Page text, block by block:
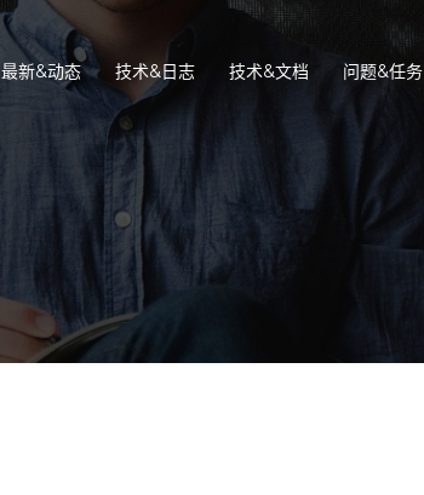
最新&动态 技术&日志 技术&文档 问题&任务